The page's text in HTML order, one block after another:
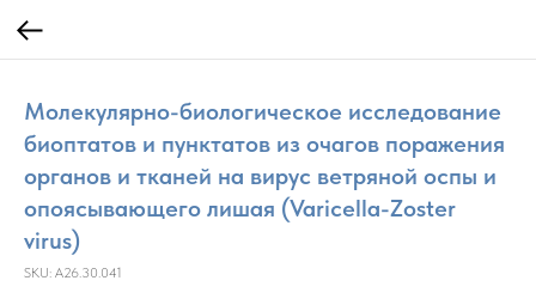
Молекулярно-биологическое исследование
биоптатов и пунктатов из очагов поражения
органов и тканей на вирус ветряной оспы и
опоясывающего лишая (Varicella-Zoster
virus)
SKU: A26.30.041